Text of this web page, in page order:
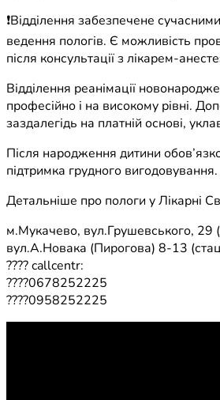
❗Відділення забезпечене
ведення пологів. Є можливість
після консультації з лікарем-
Відділення реанімації
професійно і на високому рівні.
заздалегідь на платній основі,
Після народження дитини
підтримка грудного
Детальніше про пологи у Лікарні
м.Мукачево, вул.Грушевського, 29
вул.А.Новака (Пирогова) 8-13
???? callcentr:
????0678252225
????0958252225